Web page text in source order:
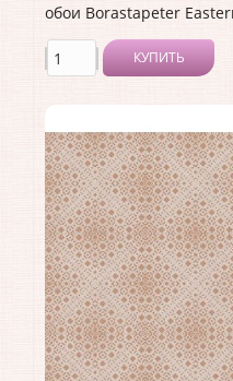
обои Borastapeter
КУПИТЬ
Длина рулона:10.05
Ширина рулона:0.53
Материал покрытия:Без
Страна:Швеция
Материал основы:
Раппорт:<>